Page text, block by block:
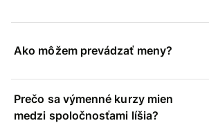
Ako môžem prevádzať meny?
Prečo sa výmenné kurzy mien
medzi spoločnosťami líšia?